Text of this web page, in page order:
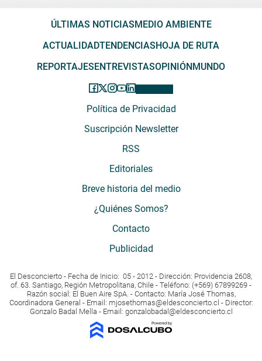
ÚLTIMAS NOTICIASMEDIO AMBIENTE
ACTUALIDADTENDENCIASHOJA DE RUTA
REPORTAJESENTREVISTASOPINIÓNMUNDO
Política de Privacidad
Suscripción Newsletter
RSS
Editoriales
Breve historia del medio
¿Quiénes Somos?
Contacto
Publicidad
El Desconcierto - Fecha de Inicio: 05 - 2012 - Dirección: Providencia 2608,
of. 63. Santiago, Región Metropolitana, Chile - Teléfono: (+569) 67899269 -
Razón social: El Buen Aire SpA. - Contacto: María José Thomas,
Coordinadora General - Email: mjosethomas@eldesconcierto.cl - Director:
Gonzalo Badal Mella - Email: gonzalobadal@eldesconcierto.cl